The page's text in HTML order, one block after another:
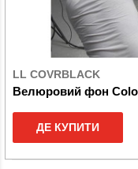
LL COVRBLACK
Велюровий фон
ДЕ КУПИТИ